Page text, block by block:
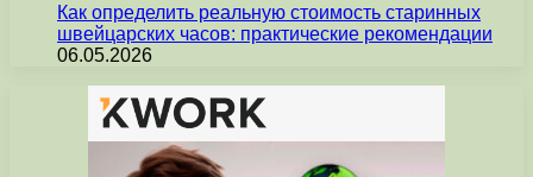
Как определить реальную стоимость старинных
швейцарских часов: практические рекомендации
06.05.2026